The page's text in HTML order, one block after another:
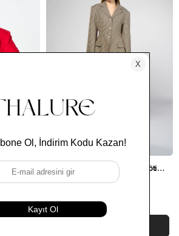
Kadın Kırmızı Tek Düğmeli Blazer Kadın Krem Bele Oturan Pötikare Blazer